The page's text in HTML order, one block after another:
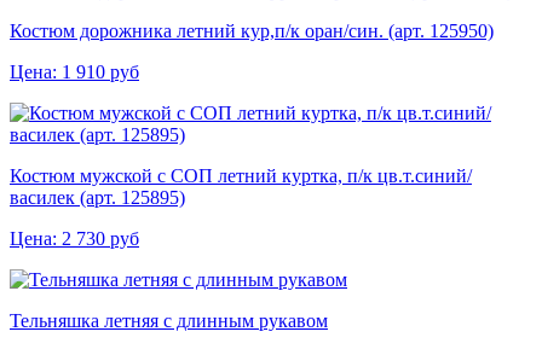
Костюм дорожника летний кур,п/к оран/син. (арт. 125950)
Цена: 1 910 руб
Костюм мужской с СОП летний куртка, п/к цв.т.синий/
василек (арт. 125895)
Цена: 2 730 руб
Тельняшка летняя с длинным рукавом